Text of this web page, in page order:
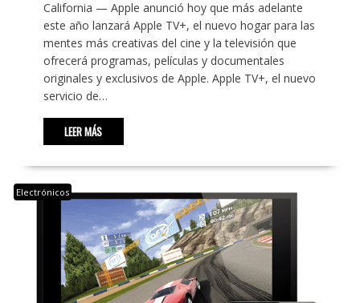
California — Apple anunció hoy que más adelante
este año lanzará Apple TV+, el nuevo hogar para las
mentes más creativas del cine y la televisión que
ofrecerá programas, películas y documentales
originales y exclusivos de Apple. Apple TV+, el nuevo
servicio de…
LEER MÁS
Electrónicos